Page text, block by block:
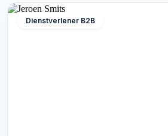
Dienstverlener B2B